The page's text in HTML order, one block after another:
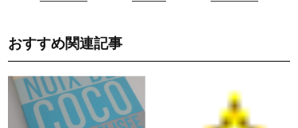
おすすめ関連記事